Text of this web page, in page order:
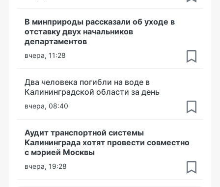
В минприроды рассказали об уходе в
отставку двух начальников
департаментов
вчера, 11:28
Два человека погибли на воде в
Калининградской области за день
вчера, 08:40
Аудит транспортной системы
Калининграда хотят провести совместно
с мэрией Москвы
вчера, 19:28